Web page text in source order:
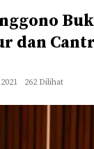
dan
262 Dilihat